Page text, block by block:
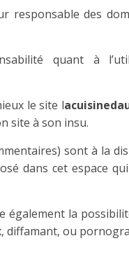
des
quant à
le site l
site à son insu.
sont à la
dans cet espace
également la
diffamant, ou